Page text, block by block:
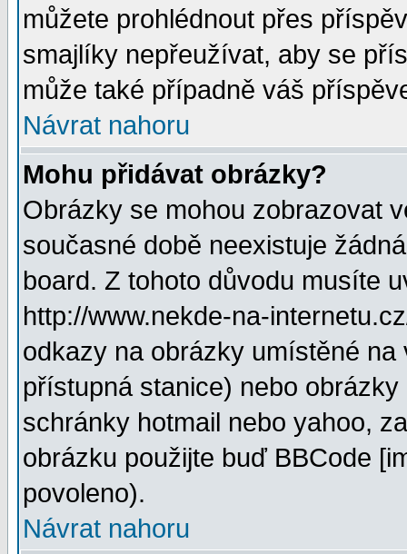
můžete prohlédnout přes
smajlíky nepřeužívat, aby se
může také případně váš
Návrat nahoru
Mohu přidávat obrázky?
Obrázky se mohou zobrazovat
současné době neexistuje
board. Z tohoto důvodu musíte
http://www.nekde-na-
odkazy na obrázky umístěné
přístupná stanice) nebo
schránky hotmail nebo yahoo,
obrázku použijte buď BBCode
povoleno).
Návrat nahoru